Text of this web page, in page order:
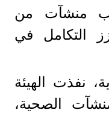
منشآت من
التكامل في
نفذت الهيئة
الصحية،